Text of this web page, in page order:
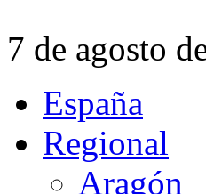
7 de agosto
España
Regional
Aragón